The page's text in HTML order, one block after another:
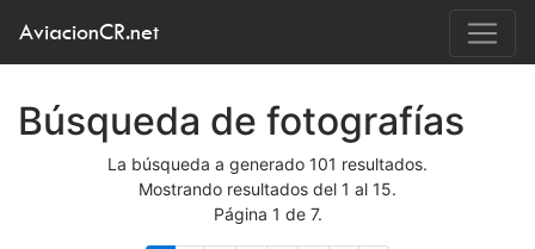
AviacionCR.net
Búsqueda de fotografías
La búsqueda a generado 101 resultados.
Mostrando resultados del 1 al 15.
Página 1 de 7.